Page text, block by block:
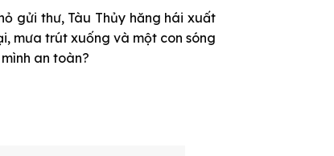
gửi thư, Tàu Thủy hăng hái xuất
mưa trút xuống và một con sóng
an toàn?